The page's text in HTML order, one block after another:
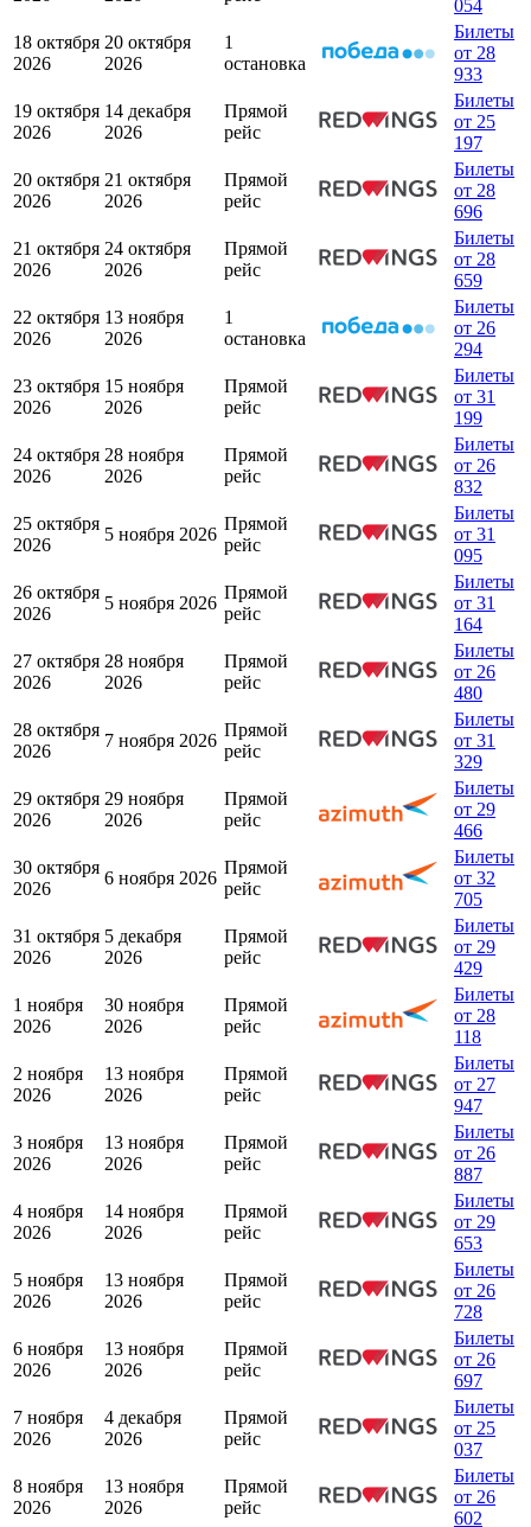
054
18 октября
2026
20 октября
2026
1
остановка
Билеты
от 28
933
19 октября
2026
14 декабря
2026
Прямой
рейс
Билеты
от 25
197
20 октября
2026
21 октября
2026
Прямой
рейс
Билеты
от 28
696
21 октября
2026
24 октября
2026
Прямой
рейс
Билеты
от 28
659
22 октября
2026
13 ноября
2026
1
остановка
Билеты
от 26
294
23 октября
2026
15 ноября
2026
Прямой
рейс
Билеты
от 31
199
24 октября
2026
28 ноября
2026
Прямой
рейс
Билеты
от 26
832
25 октября
2026
5 ноября 2026
Прямой
рейс
Билеты
от 31
095
26 октября
2026
5 ноября 2026
Прямой
рейс
Билеты
от 31
164
27 октября
2026
28 ноября
2026
Прямой
рейс
Билеты
от 26
480
28 октября
2026
7 ноября 2026
Прямой
рейс
Билеты
от 31
329
29 октября
2026
29 ноября
2026
Прямой
рейс
Билеты
от 29
466
30 октября
2026
6 ноября 2026
Прямой
рейс
Билеты
от 32
705
31 октября
2026
5 декабря
2026
Прямой
рейс
Билеты
от 29
429
1 ноября
2026
30 ноября
2026
Прямой
рейс
Билеты
от 28
118
2 ноября
2026
13 ноября
2026
Прямой
рейс
Билеты
от 27
947
3 ноября
2026
13 ноября
2026
Прямой
рейс
Билеты
от 26
887
4 ноября
2026
14 ноября
2026
Прямой
рейс
Билеты
от 29
653
5 ноября
2026
13 ноября
2026
Прямой
рейс
Билеты
от 26
728
6 ноября
2026
13 ноября
2026
Прямой
рейс
Билеты
от 26
697
7 ноября
2026
4 декабря
2026
Прямой
рейс
Билеты
от 25
037
8 ноября
2026
13 ноября
2026
Прямой
рейс
Билеты
от 26
602